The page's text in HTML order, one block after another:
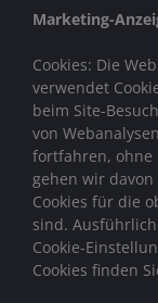
Marketing-
Cookies: Die
verwendet
beim Site-
von
fortfahren, ohne
gehen wir davon
Cookies für die
sind.
Cookie-
Cookies finden